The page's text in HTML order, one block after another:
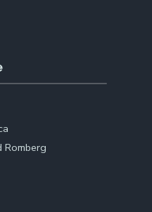
Romberg